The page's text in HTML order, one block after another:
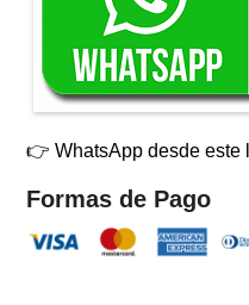
👉 WhatsApp desde este
Formas de Pago